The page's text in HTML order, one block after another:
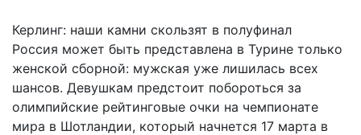
Керлинг: наши камни скользят в полуфинал
Россия может быть представлена в Турине только
женской сборной: мужская уже лишилась всех
шансов. Девушкам предстоит побороться за
олимпийские рейтинговые очки на чемпионате
мира в Шотландии, который начнется 17 марта в